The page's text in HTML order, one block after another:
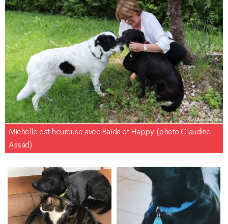
Michelle est heureuse avec Baïda et Happy. (photo Claudine
Assad)